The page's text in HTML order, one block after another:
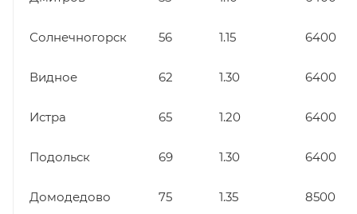
Солнечногорск 56 1.15 6400
Видное 62 1.30 6400
Истра 65 1.20 6400
Подольск 69 1.30 6400
Домодедово 75 1.35 8500